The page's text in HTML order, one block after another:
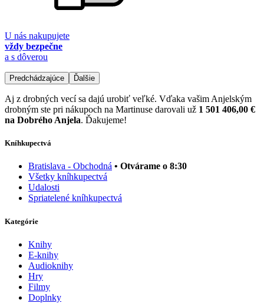
U nás nakupujete
vždy bezpečne
a s dôverou
Predchádzajúce Ďalšie
Aj z drobných vecí sa dajú urobiť veľké. Vďaka vašim Anjelským
drobným ste pri nákupoch na Martinuse darovali už 1 501 406,00 €
na Dobrého Anjela. Ďakujeme!
Kníhkupectvá
Bratislava - Obchodná • Otvárame o 8:30
Všetky kníhkupectvá
Udalosti
Spriatelené kníhkupectvá
Kategórie
Knihy
E-knihy
Audioknihy
Hry
Filmy
Doplnky